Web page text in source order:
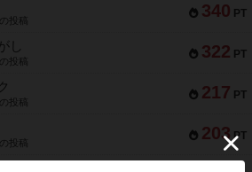
340 PT
投稿
322 PT
し
投稿
217 PT
投稿
203 PT
投稿